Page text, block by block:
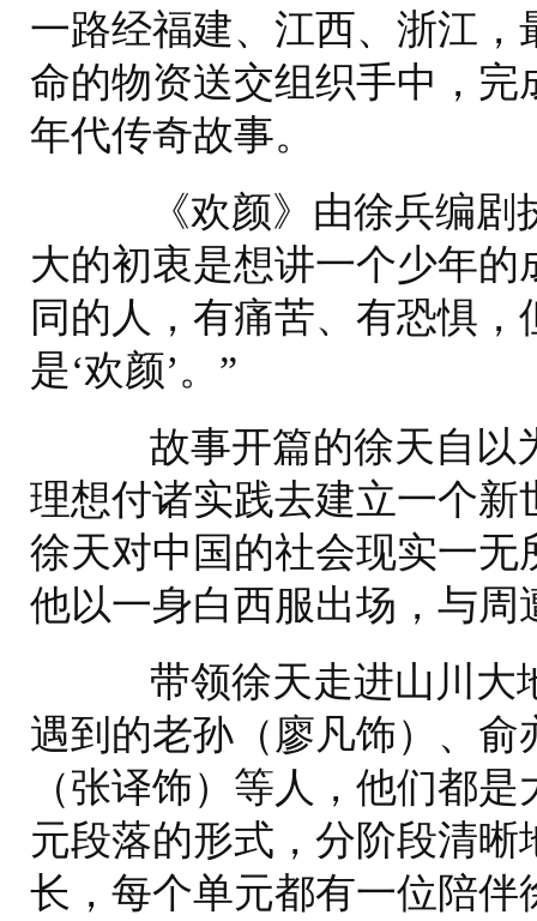
一路经福建、江西、浙江
命的物资送交组织手中，
年代传奇故事。
《欢颜》由徐兵编剧
大的初衷是想讲一个少年
同的人，有痛苦、有恐惧
是‘欢颜’。”
故事开篇的徐天自以
理想付诸实践去建立一个
徐天对中国的社会现实一
他以一身白西服出场，与
带领徐天走进山川大
遇到的老孙（廖凡饰）、
（张译饰）等人，他们都
元段落的形式，分阶段清
长，每个单元都有一位陪